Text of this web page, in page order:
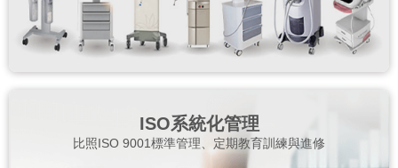
ISO系統化管理
比照ISO 9001標準管理、定期教育訓練與進修